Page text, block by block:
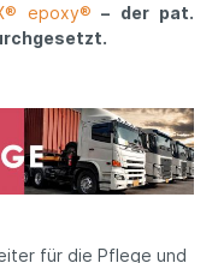
epoxy® – der pat.
für die Pflege und